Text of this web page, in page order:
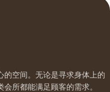
的空间。无论是寻求身体上的
所都能满足顾客的需求。